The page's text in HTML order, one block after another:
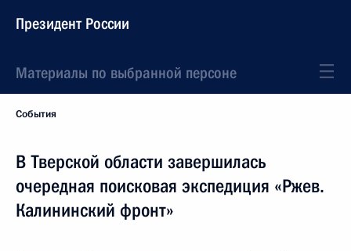
Президент России
Материалы по выбранной персоне
События
В Тверской области завершилась
очередная поисковая экспедиция «Ржев.
Калининский фронт»